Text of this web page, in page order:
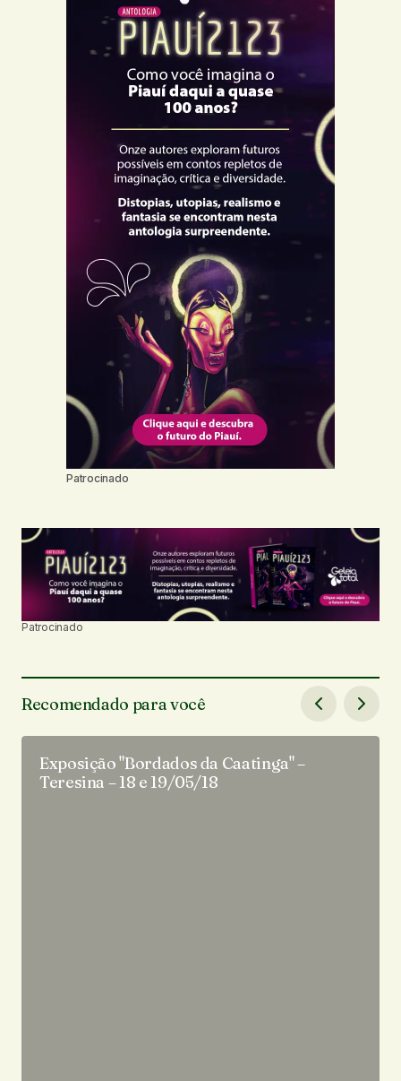
Patrocinado
Patrocinado
Recomendado para você
Exposição "Bordados da Caatinga" –
Teresina – 18 e 19/05/18